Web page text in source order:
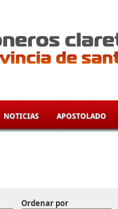
NOTICIAS APOSTOLADO
Ordenar por